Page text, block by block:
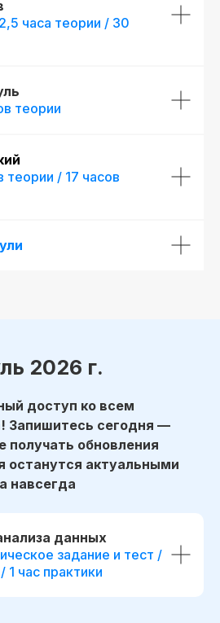
часа теории / 30
теории
теории / 17 часов
2026 г.
доступ ко всем
Запишитесь сегодня —
получать обновления
останутся актуальными
навсегда
данных
задание и тест /
1 час практики
навсегда!
вы нашли
покупку
обмена
осталось
00
секунда